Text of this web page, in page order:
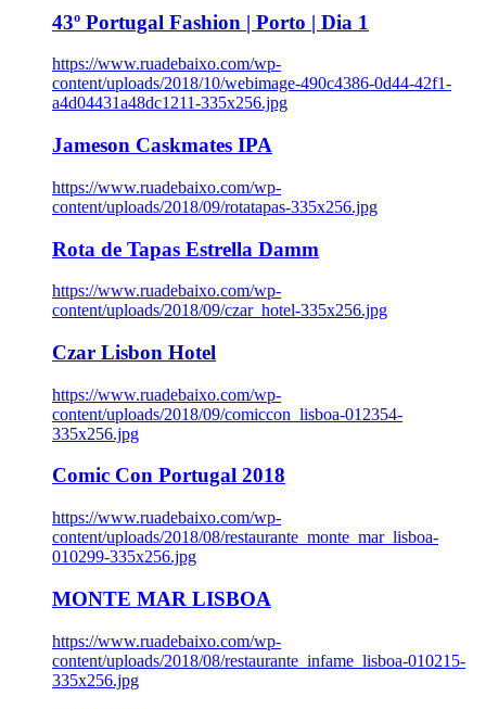
43º Portugal Fashion | Porto | Dia 1
https://www.ruadebaixo.com/wp-
content/uploads/2018/10/webimage-490c4386-0d44-42f1-
a4d04431a48dc1211-335x256.jpg
Jameson Caskmates IPA
https://www.ruadebaixo.com/wp-
content/uploads/2018/09/rotatapas-335x256.jpg
Rota de Tapas Estrella Damm
https://www.ruadebaixo.com/wp-
content/uploads/2018/09/czar_hotel-335x256.jpg
Czar Lisbon Hotel
https://www.ruadebaixo.com/wp-
content/uploads/2018/09/comiccon_lisboa-012354-
335x256.jpg
Comic Con Portugal 2018
https://www.ruadebaixo.com/wp-
content/uploads/2018/08/restaurante_monte_mar_lisboa-
010299-335x256.jpg
MONTE MAR LISBOA
https://www.ruadebaixo.com/wp-
content/uploads/2018/08/restaurante_infame_lisboa-010215-
335x256.jpg